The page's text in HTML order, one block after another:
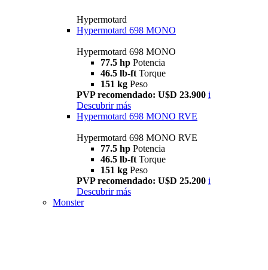
Hypermotard
Hypermotard 698 MONO
Hypermotard 698 MONO
77.5 hp Potencia
46.5 lb-ft Torque
151 kg Peso
PVP recomendado: U$D 23.900 i
Descubrir más
Hypermotard 698 MONO RVE
Hypermotard 698 MONO RVE
77.5 hp Potencia
46.5 lb-ft Torque
151 kg Peso
PVP recomendado: U$D 25.200 i
Descubrir más
Monster